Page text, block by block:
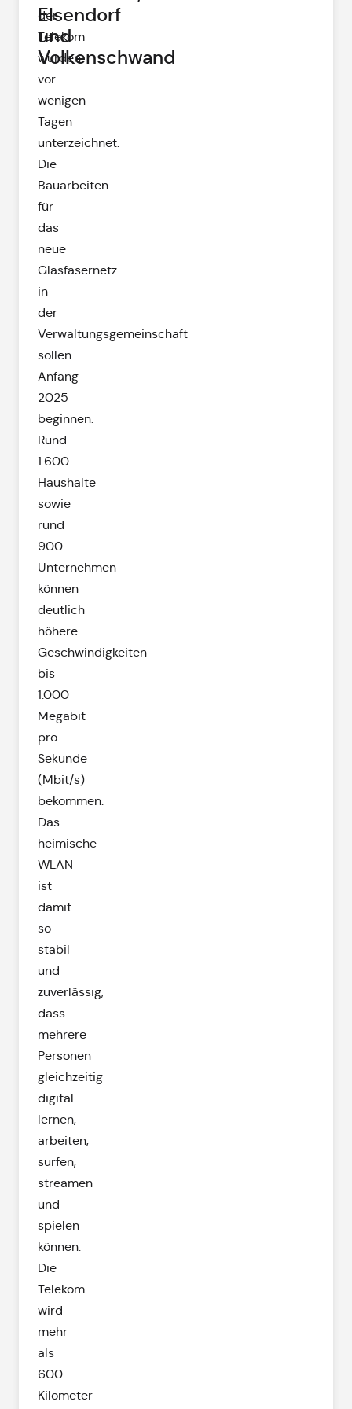
Elsendorf
und
Volkenschwand
der
Telekom
wurden
vor
wenigen
Tagen
unterzeichnet.
Die
Bauarbeiten
für
das
neue
Glasfasernetz
in
der
Verwaltungsgemeinschaft
sollen
Anfang
2025
beginnen.
Rund
1.600
Haushalte
sowie
rund
900
Unternehmen
können
deutlich
höhere
Geschwindigkeiten
bis
1.000
Megabit
pro
Sekunde
(Mbit/s)
bekommen.
Das
heimische
WLAN
ist
damit
so
stabil
und
zuverlässig,
dass
mehrere
Personen
gleichzeitig
digital
lernen,
arbeiten,
surfen,
streamen
und
spielen
können.
Die
Telekom
wird
mehr
als
600
Kilometer